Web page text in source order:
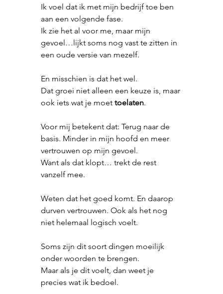
Ik voel dat ik met mijn bedrijf toe ben
aan een volgende fase.
Ik zie het al voor me, maar mijn
gevoel…lijkt soms nog vast te zitten in
een oude versie van mezelf.
En misschien is dat het wel.
Dat groei niet alleen een keuze is, maar
ook iets wat je moet toelaten.
Voor mij betekent dat: Terug naar de
basis. Minder in mijn hoofd en meer
vertrouwen op mijn gevoel.
Want als dat klopt… trekt de rest
vanzelf mee.
Weten dat het goed komt. En daarop
durven vertrouwen. Ook als het nog
niet helemaal logisch voelt.
Soms zijn dit soort dingen moeilijk
onder woorden te brengen.
Maar als je dit voelt, dan weet je
precies wat ik bedoel.